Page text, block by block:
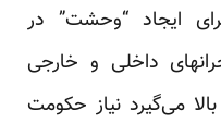
ایجاد “وحشت” در
داخلی و خارجی
می‌گیرد نیاز حکومت